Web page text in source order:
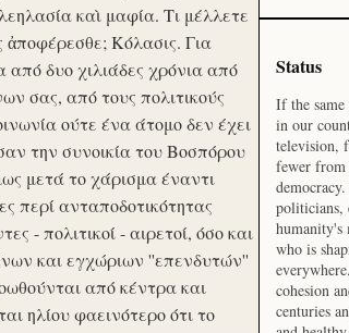
καὶ μαφία. Τι μέλλετε
ἀποφέρεσθε; Κόλασις. Για
από δυο χιλιάδες χρόνια από
σας, από τους πολιτικούς
ούτε ένα άτομο δεν έχει
την συνοικία του Βοσπόρου
μετά το χάρισμα έναντι
περί ανταποδοτικότητας
- πολιτικοί - αιρετοί, όσο και
και εγχώριων ''επενδυτών''
από κέντρα και
ηλίου φαεινότερο ότι το
Status
If the
in our
television,
fewer
politicians,
humanity's
who is
cohesion
centuries